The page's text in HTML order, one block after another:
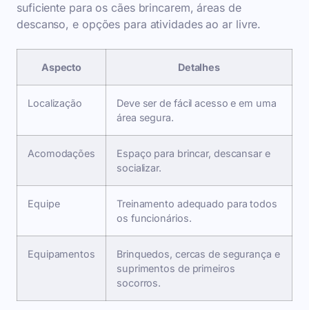
suficiente para os cães brincarem, áreas de
descanso, e opções para atividades ao ar livre.
Aspecto Detalhes
Localização
Deve ser de fácil acesso e em uma
área segura.
Acomodações
Espaço para brincar, descansar e
socializar.
Equipe
Treinamento adequado para todos
os funcionários.
Equipamentos
Brinquedos, cercas de segurança e
suprimentos de primeiros
socorros.